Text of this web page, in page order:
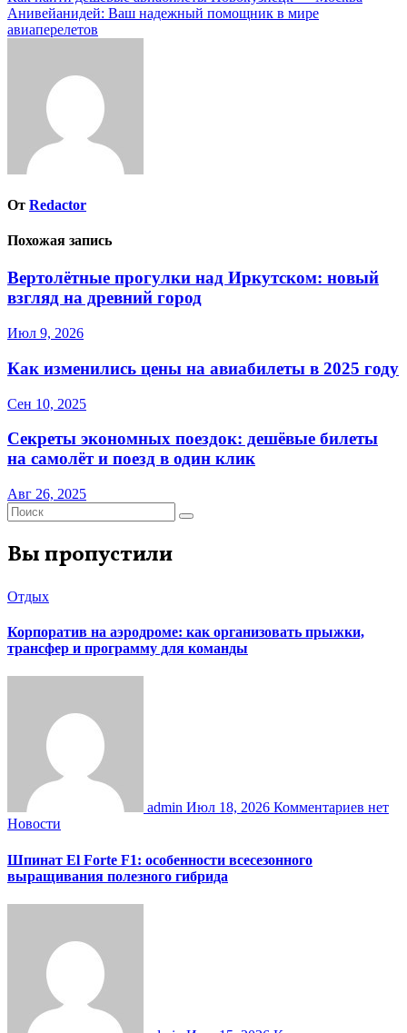
по
Анивейанидей: Ваш надежный помощник в мире
авиаперелетов
От Redactor
Похожая запись
Вертолётные прогулки над Иркутском: новый
взгляд на древний город
Июл 9, 2026
Как изменились цены на авиабилеты в 2025 году
Сен 10, 2025
Секреты экономных поездок: дешёвые билеты
на самолёт и поезд в один клик
Авг 26, 2025
Вы пропустили
Отдых
Корпоратив на аэродроме: как организовать прыжки,
трансфер и программу для команды
admin Июл 18, 2026 Комментариев нет
Новости
Шпинат El Forte F1: особенности всесезонного
выращивания полезного гибрида